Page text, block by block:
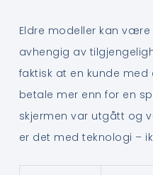
Eldre modeller kan
avhengig av
faktisk at en kunde med
betale mer enn for en
skjermen var utgått og
er det med teknologi –